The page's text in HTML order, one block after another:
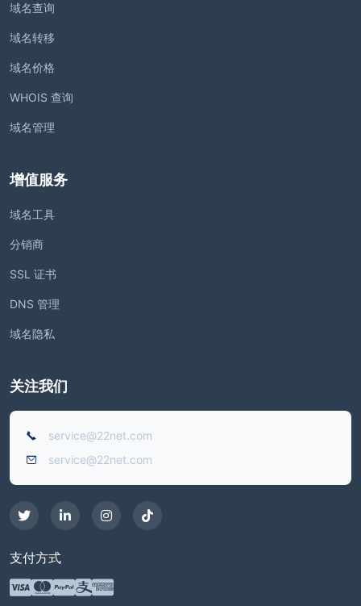
域名查询
域名转移
域名价格
WHOIS 查询
域名管理
增值服务
域名工具
分销商
SSL 证书
DNS 管理
域名隐私
关注我们
service@22net.com
service@22net.com
支付方式